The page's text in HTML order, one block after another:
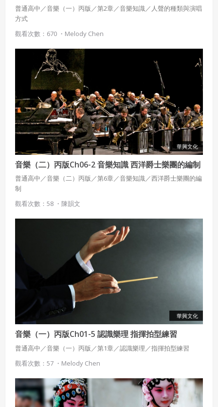
式
普通高中／音樂（一）丙版／第2章／音樂知識／人聲的種類與演唱
方式
觀看次數：670 ・ Melody Chen
華興文化
音樂（二）丙版Ch06-2 音樂知識 西洋爵士樂團的編制
普通高中／音樂（二）丙版／第6章／音樂知識／西洋爵士樂團的編
制
觀看次數：58 ・ 陳韻文
華興文化
音樂（一）丙版Ch01-5 認識樂理 指揮拍型練習
普通高中／音樂（一）丙版／第1章／認識樂理／指揮拍型練習
觀看次數：57 ・ Melody Chen